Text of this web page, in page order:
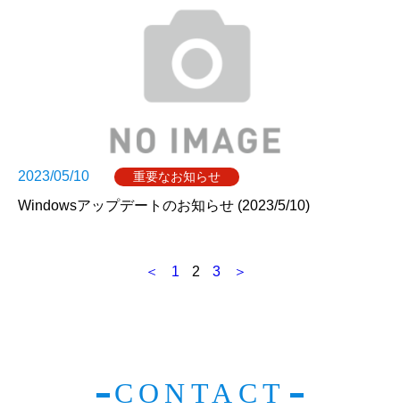
2023/05/10 重要なお知らせ
Windowsアップデートのお知らせ (2023/5/10)
＜ 1 2 3 ＞
CONTACT